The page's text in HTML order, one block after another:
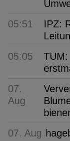
05:51
IPZ:
05:05
07.
Aug
07. Aug